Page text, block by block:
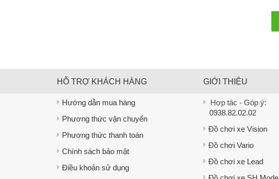
HỖ TRỢ KHÁCH HÀNG
Hướng dẫn mua hàng
Phương thức vận chuyển
Phương thức thanh toán
Chính sách bảo mật
Điều khoản sử dụng
GIỚI THIỆU
Hợp tác - Góp ý:
0938.82.02.02
Đồ chơi xe Vision
Đồ chơi Vario
Đồ chơi xe Lead